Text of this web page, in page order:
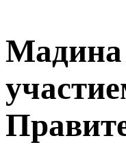
Мадина